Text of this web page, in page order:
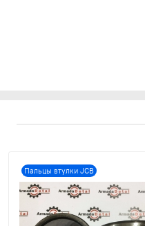
Пальцы втулки JCB